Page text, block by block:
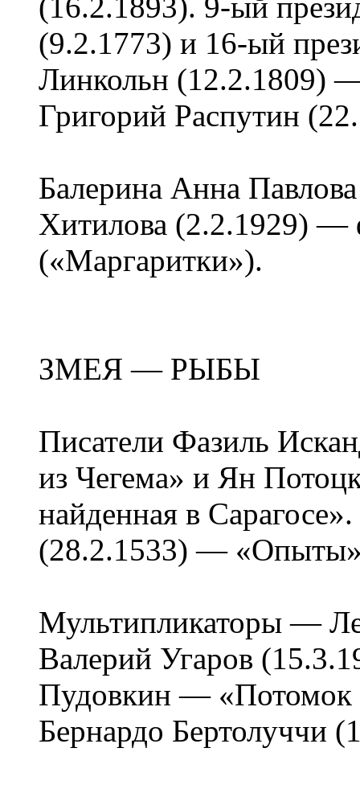
(16.2.1893). 9-ый
(9.2.1773) и 16-ый
Линкольн (12.2.1809)
Григорий Распутин
Балерина Анна
Хитилова (2.2.1929) —
(«Маргаритки»).
ЗМЕЯ — РЫБЫ
Писатели Фазиль
из Чегема» и Ян
найденная в
(28.2.1533) —
Мультипликаторы —
Валерий Угаров
Пудовкин — «Потомок
Бернардо Бертолуччи